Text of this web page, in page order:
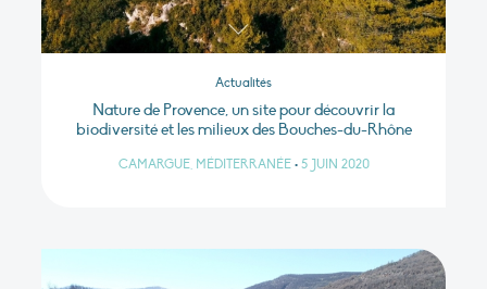
Actualités
Nature de Provence, un site pour découvrir la
biodiversité et les milieux des Bouches-du-Rhône
CAMARGUE, MÉDITERRANÉE • 5 JUIN 2020